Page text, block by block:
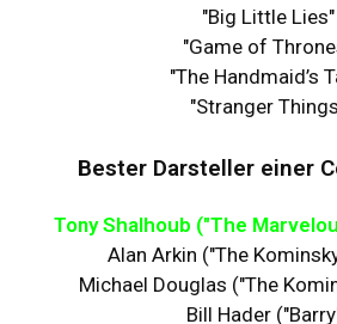
"Big Little Lies"
"Game of
"The Handmaid’s
"Stranger
Bester Darsteller einer
Tony Shalhoub ("The
Alan Arkin ("The
Michael Douglas ("The
Bill Hader